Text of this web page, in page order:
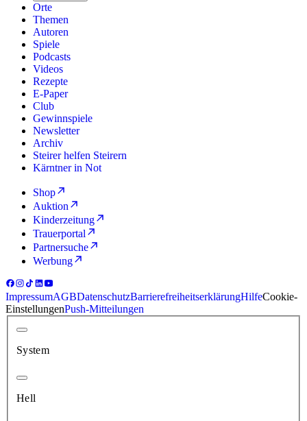
Orte
Themen
Autoren
Spiele
Podcasts
Videos
Rezepte
E-Paper
Club
Gewinnspiele
Newsletter
Archiv
Steirer helfen Steirern
Kärntner in Not
Shop
Auktion
Kinderzeitung
Trauerportal
Partnersuche
Werbung
ImpressumAGBDatenschutzBarrierefreiheitserklärungHilfeCookie-
EinstellungenPush-Mitteilungen
System
Hell